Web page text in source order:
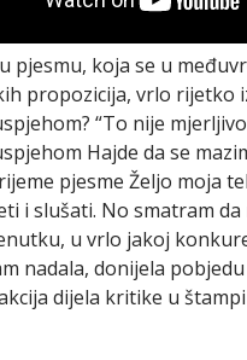
pjesmu, koja se u
propozicija, vrlo rijetko
“To nije
Hajde da se
pjesme Željo moja
i slušati. No smatram da
u vrlo jakoj
nadala, donijela
dijela kritike u